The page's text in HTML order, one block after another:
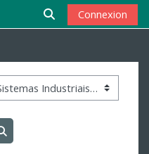
Activer/désactiver
Connexion
Rechercher des cours